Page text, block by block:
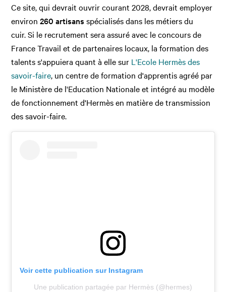
Ce site, qui devrait ouvrir courant 2028, devrait employer
environ260 artisans spécialisés dans les métiers du
cuir. Si le recrutement sera assuré avec le concours de
France Travail et de partenaires locaux, la formation des
talents s'appuiera quant à elle sur L'Ecole Hermès des
savoir-faire, un centre de formation d'apprentis agréé par
le Ministère de l'Education Nationale et intégré au modèle
de fonctionnement d'Hermès en matière de transmission
des savoir-faire.
Voir cette publication sur Instagram
Une publication partagée par Hermès (@hermes)